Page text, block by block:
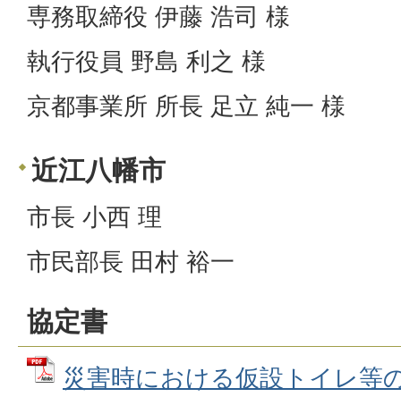
専務取締役 伊藤 浩司 様
執行役員 野島 利之 様
京都事業所 所長 足立 純一 様
近江八幡市
市長 小西 理
市民部長 田村 裕一
協定書
災害時における仮設トイレ等